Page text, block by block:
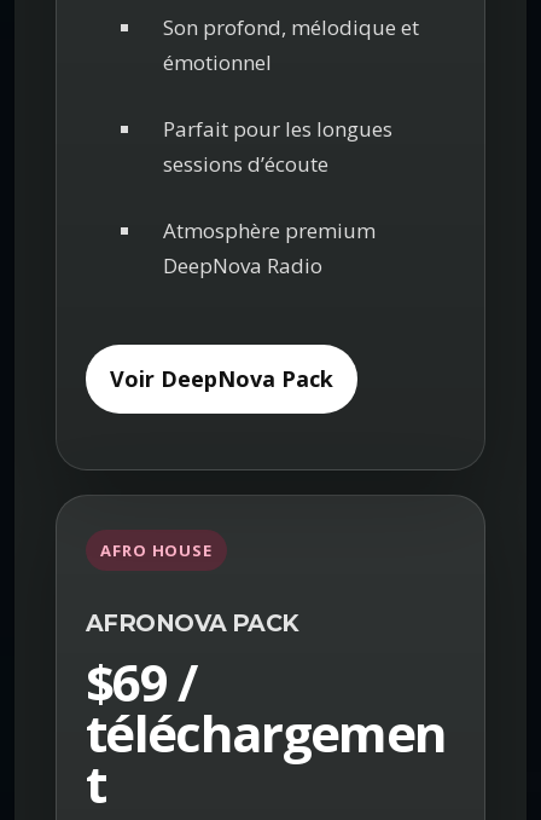
Son profond, mélodique et
émotionnel
Parfait pour les longues
sessions d’écoute
Atmosphère premium
DeepNova Radio
Voir DeepNova Pack
AFRO HOUSE
AFRONOVA PACK
$69 /
téléchargemen
t